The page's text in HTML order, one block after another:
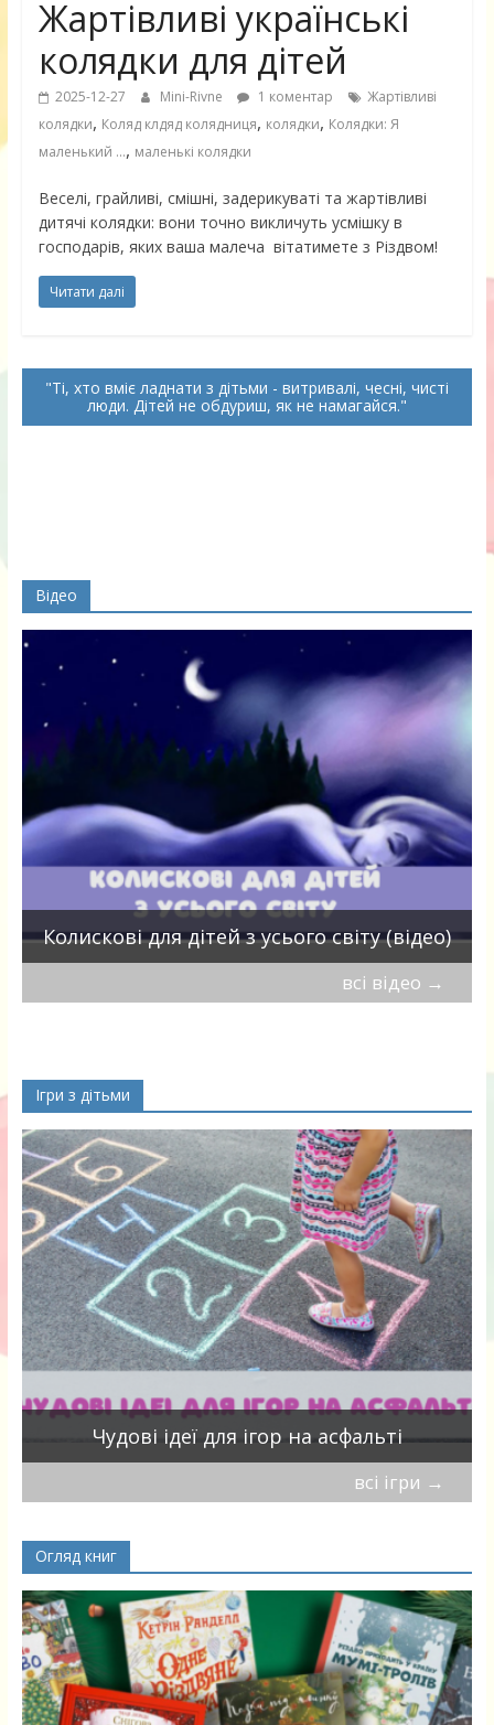
Жартівливі українські
колядки для дітей
2025-12-27 Mini-Rivne 1 коментар
Жартівливі
колядки, Коляд клдяд колядниця, колядки, Колядки: Я
маленький ..., маленькі колядки
Веселі, грайливі, смішні, задерикуваті та жартівливі
дитячі колядки: вони точно викличуть усмішку в
господарів, яких ваша малеча вітатимете з Різдвом!
Читати далі
Ті, хто вміє ладнати з дітьми - витривалі, чесні, чисті
люди. Дітей не обдуриш, як не намагайся.
Відео
Колискові для дітей з усього світу (відео)
всі відео →
Ігри з дітьми
Чудові ідеї для ігор на асфальті
всі ігри →
Огляд книг